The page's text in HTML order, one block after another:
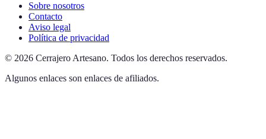
Sobre nosotros
Contacto
Aviso legal
Política de privacidad
© 2026 Cerrajero Artesano. Todos los derechos reservados.
Algunos enlaces son enlaces de afiliados.